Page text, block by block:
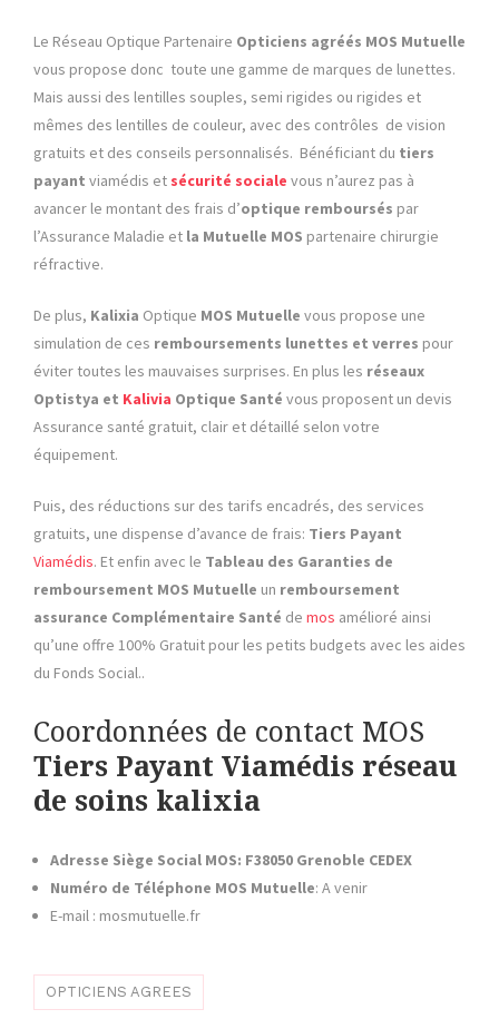
Le Réseau Optique Partenaire Opticiens agréés MOS Mutuelle
vous propose donc toute une gamme de marques de lunettes.
Mais aussi des lentilles souples, semi rigides ou rigides et
mêmes des lentilles de couleur, avec des contrôles de vision
gratuits et des conseils personnalisés. Bénéficiant du tiers
payant viamédis et sécurité sociale vous n’aurez pas à
avancer le montant des frais d’optique remboursés par
l’Assurance Maladie et la Mutuelle MOS partenaire chirurgie
réfractive.
De plus, Kalixia Optique MOS Mutuelle vous propose une
simulation de ces remboursements lunettes et verres pour
éviter toutes les mauvaises surprises. En plus les réseaux
Optistya et Kalivia Optique Santé vous proposent un devis
Assurance santé gratuit, clair et détaillé selon votre
équipement.
Puis, des réductions sur des tarifs encadrés, des services
gratuits, une dispense d’avance de frais: Tiers Payant
Viamédis. Et enfin avec le Tableau des Garanties de
remboursement MOS Mutuelle un remboursement
assurance Complémentaire Santé de mos amélioré ainsi
qu’une offre 100% Gratuit pour les petits budgets avec les aides
du Fonds Social..
Coordonnées de contact MOS
Tiers Payant Viamédis réseau
de soins kalixia
Adresse Siège Social MOS: F38050 Grenoble CEDEX
Numéro de Téléphone MOS Mutuelle: A venir
E-mail : mosmutuelle.fr
OPTICIENS AGREES